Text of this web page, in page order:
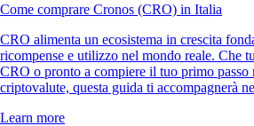
Come comprare Cronos (CRO) in Italia
CRO alimenta un ecosistema in crescita
ricompense e utilizzo nel mondo reale. Che
CRO o pronto a compiere il tuo primo
criptovalute, questa guida ti accompagnerà
Learn more